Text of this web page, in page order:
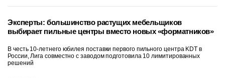
Эксперты: большинство растущих мебельщиков
выбирает пильные центры вместо новых «форматников»
В честь 10-летнего юбилея поставки первого пильного центра KDT в
России, Лига совместно с заводом подготовила 10 лимитированных
решений